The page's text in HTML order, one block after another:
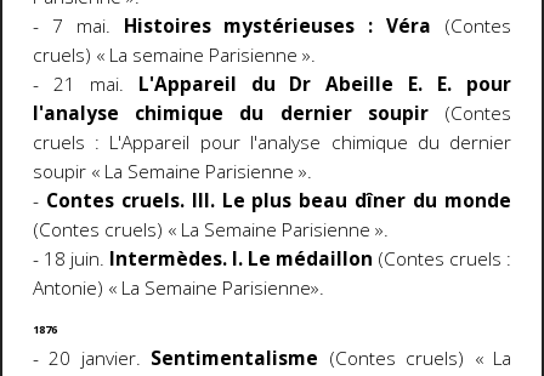
- 7 mai.
Histoires mystérieuses : Véra
(Contes
cruels) « La semaine Parisienne ».
- 21 mai.
L'Appareil du Dr Abeille E. E. pour
l'analyse chimique du dernier soupir
(Contes
cruels : L'Appareil pour l'analyse chimique du dernier
soupir « La Semaine Parisienne ».
- Contes cruels. III. Le plus beau dîner du monde
(Contes cruels) « La Semaine Parisienne ».
- 18 juin. Intermèdes. I. Le médaillon (Contes cruels :
Antonie) « La Semaine Parisienne».
1876
- 20 janvier. Sentimentalisme (Contes cruels) « La